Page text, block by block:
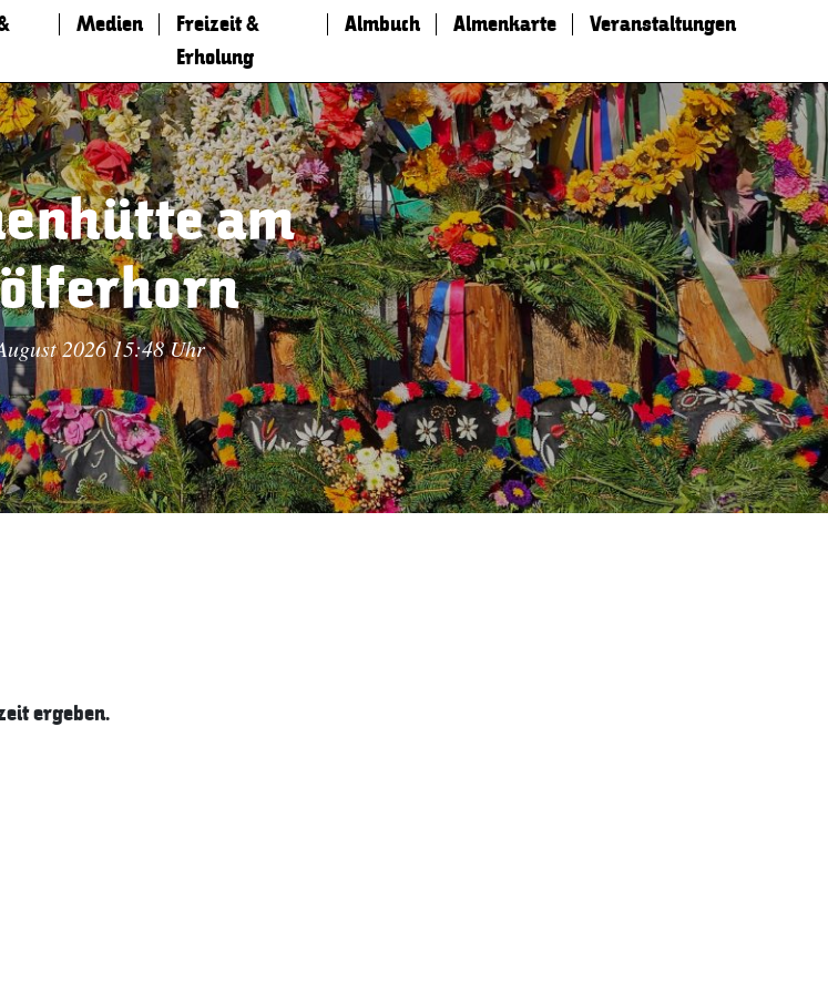
Medien
Freizeit &
Erholung
Almbuch Almenkarte Veranstaltungen
am
2026 15:48 Uhr
ergeben.